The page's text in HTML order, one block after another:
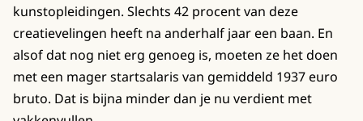
kunstopleidingen. Slechts 42 procent van deze
creatievelingen heeft na anderhalf jaar een baan. En
alsof dat nog niet erg genoeg is, moeten ze het doen
met een mager startsalaris van gemiddeld 1937 euro
bruto. Dat is bijna minder dan je nu verdient met